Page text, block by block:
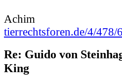
Achim
tierrechtsforen.de/4/478/
Re: Guido von
King